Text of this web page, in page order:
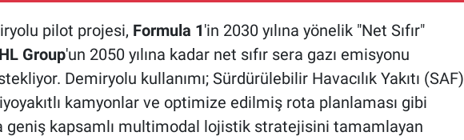
pilot projesi, Formula 1'in 2030 yılına yönelik "Net Sıfır"
Group'un 2050 yılına kadar net sıfır sera gazı emisyonu
Demiryolu kullanımı; Sürdürülebilir Havacılık Yakıtı (SAF)
kamyonlar ve optimize edilmiş rota planlaması gibi
geniş kapsamlı multimodal lojistik stratejisini tamamlayan